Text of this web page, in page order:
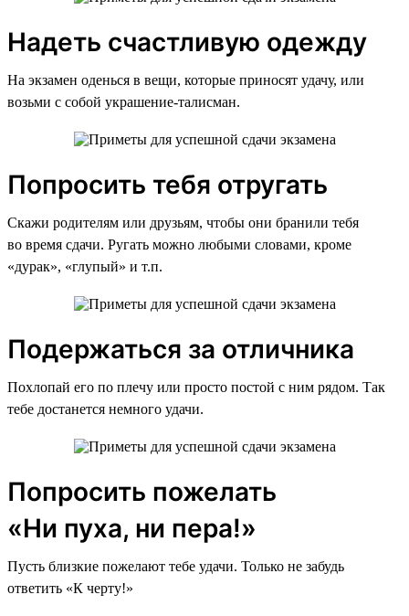
Надеть счастливую одежду
На экзамен оденься в вещи, которые приносят удачу, или
возьми с собой украшение-талисман.
Попросить тебя отругать
Скажи родителям или друзьям, чтобы они бранили тебя
во время сдачи. Ругать можно любыми словами, кроме
«дурак», «глупый» и т.п.
Подержаться за отличника
Похлопай его по плечу или просто постой с ним рядом. Так
тебе достанется немного удачи.
Попросить пожелать
«Ни пуха, ни пера!»
Пусть близкие пожелают тебе удачи. Только не забудь
ответить «К черту!»